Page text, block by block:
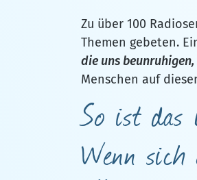
Zu über 100
Themen gebeten.
die uns
Menschen auf
So ist das
Wenn